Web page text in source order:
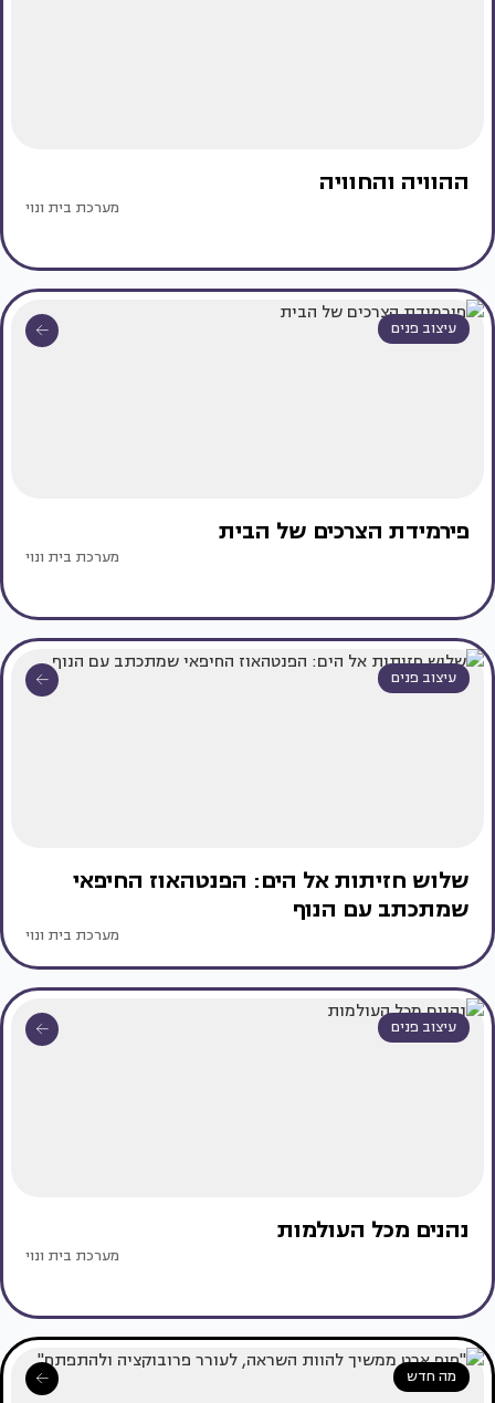
ההוויה והחוויה
מערכת בית ונוי
עיצוב פנים
פירמידת הצרכים של הבית
מערכת בית ונוי
עיצוב פנים
שלוש חזיתות אל הים: הפנטהאוז החיפאי
שמתכתב עם הנוף
מערכת בית ונוי
עיצוב פנים
נהנים מכל העולמות
מערכת בית ונוי
מה חדש